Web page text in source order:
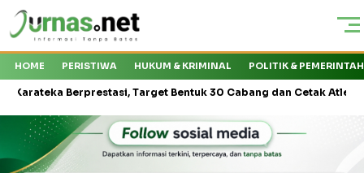
HOME PERISTIWA HUKUM & KRIMINAL POLITIK &
Berprestasi, Target Bentuk 30 Cabang dan Cetak Atlet Nasional